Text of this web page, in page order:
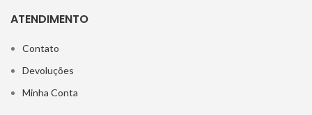
ATENDIMENTO
Contato
Devoluções
Minha Conta